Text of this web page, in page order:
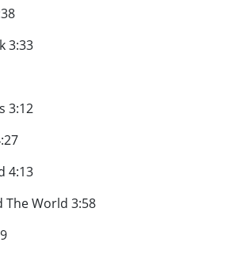
3:33
3:12
4:13
The World 3:58